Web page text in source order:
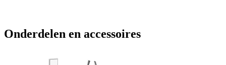
Onderdelen en accessoires